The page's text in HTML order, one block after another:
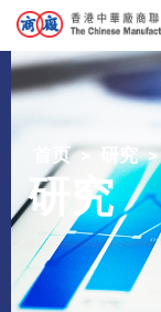
首页 研究
研究